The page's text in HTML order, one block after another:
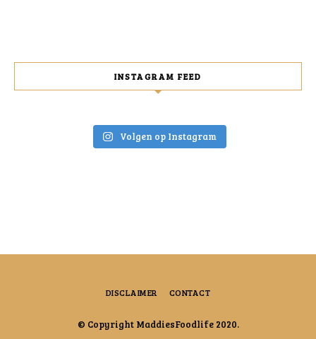
INSTAGRAM FEED
Volgen op Instagram
DISCLAIMER CONTACT
© Copyright MaddiesFoodlife 2020.